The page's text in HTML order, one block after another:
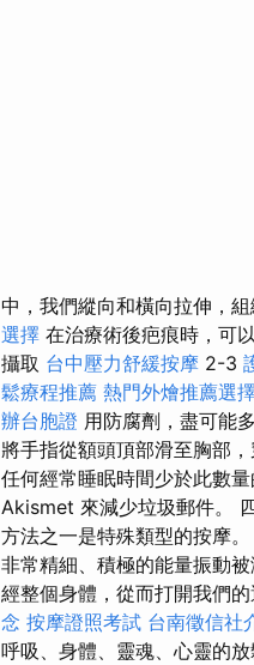
中，我們縱向和橫向拉伸，
選擇 在治療術後疤痕時，可
攝取 台中壓力舒緩按摩 2-3
鬆療程推薦 熱門外燴推薦選
辦台胞證 用防腐劑，盡可能
將手指從額頭頂部滑至胸部
任何經常睡眠時間少於此數
Akismet 來減少垃圾郵件。
方法之一是特殊類型的按摩。
非常精細、積極的能量振動被
經整個身體，從而打開我們
念 按摩證照考試 台南徵信社
呼吸、身體、靈魂、心靈的